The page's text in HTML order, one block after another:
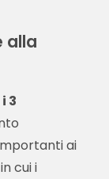
alla
i 3
ai
cui i